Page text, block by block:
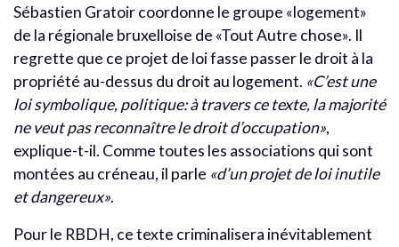
Sébastien Gratoir coordonne le groupe «logement»
de la régionale bruxelloise de «Tout Autre chose». Il
regrette que ce projet de loi fasse passer le droit à la
propriété au-dessus du droit au logement. «C’est une
loi symbolique, politique: à travers ce texte, la majorité
ne veut pas reconnaître le droit d’occupation»,
explique-t-il. Comme toutes les associations qui sont
montées au créneau, il parle «d’un projet de loi inutile
et dangereux».
Pour le RBDH, ce texte criminalisera inévitablement